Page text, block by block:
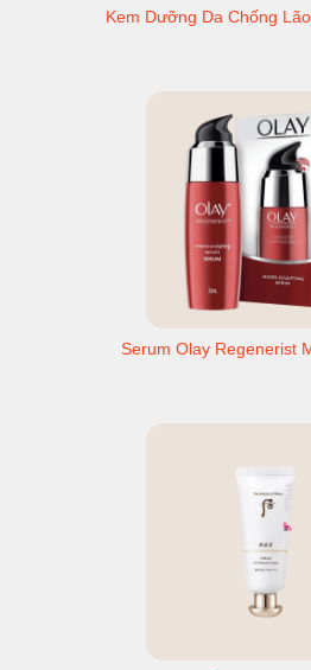
Kem Dưỡng Da Chống
Serum Olay Regenerist